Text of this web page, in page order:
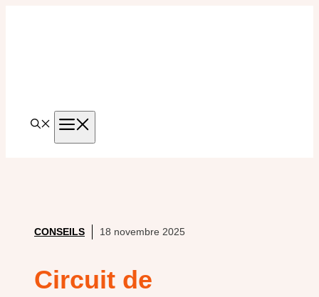
CONSEILS 18 novembre 2025
Circuit de